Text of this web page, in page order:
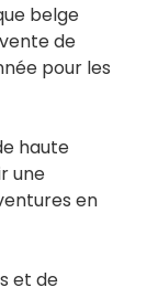
belge
de
pour les
haute
une
en
et de